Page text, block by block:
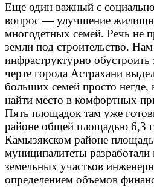
Еще один важный с
вопрос — улучшение
многодетных семей. Речь не
земли под строительство.
инфраструктурно
черте города Астрахани
больших семей просто негде,
найти место в комфортных
Пять площадок там уже
районе общей площадью 6,3
Камызякском районе
муниципалитеты
земельных участков
определением объемов